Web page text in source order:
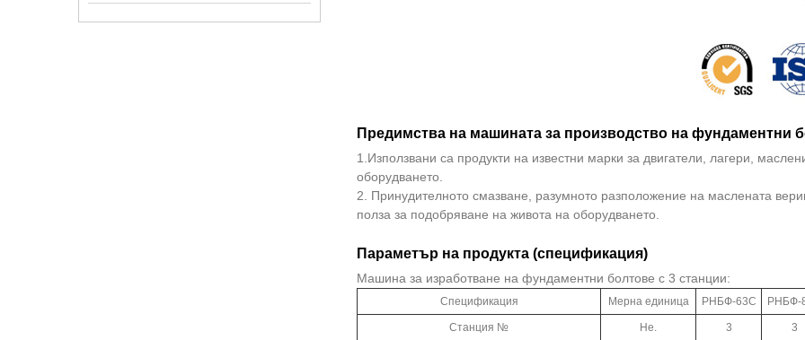
Предимства на машината за производство на фундаментни
1.Използвани са продукти на известни марки за двигатели, лагери,
оборудването.
2. Принудителното смазване, разумното разположение на маслената
полза за подобряване на живота на оборудването.
Параметър на продукта (спецификация)
Машина за изработване на фундаментни болтове с 3 станции:
Спецификация Мерна единица РНБФ-63С РНБФ-
Станция № Не. 3 3